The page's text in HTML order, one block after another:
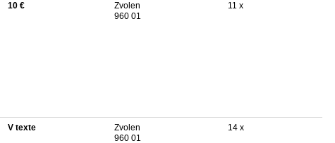
10 €
Zvolen
960 01
11 x
V texte
Zvolen
960 01
14 x